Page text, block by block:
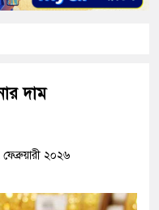
দাম
২০২৬